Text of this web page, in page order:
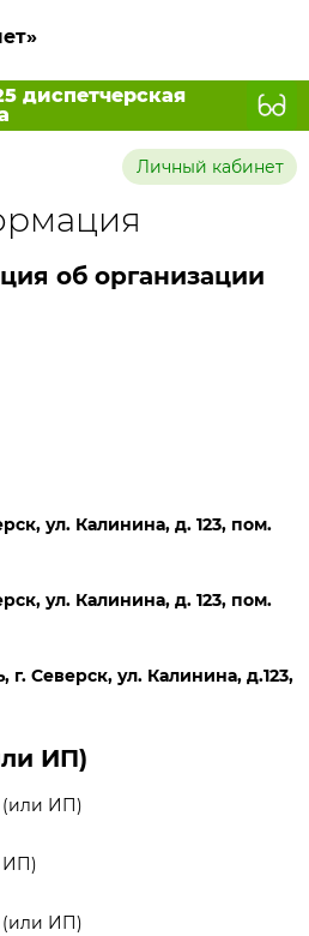
диспетчерская
Личный кабинет
об организации
ул. Калинина, д. 123, пом.
ул. Калинина, д. 123, пом.
г. Северск, ул. Калинина, д.123,
ИП)
(или ИП)
ИП)
(или ИП)